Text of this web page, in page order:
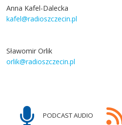
Anna Kafel-Dalecka
kafel@radioszczecin.pl
Sławomir Orlik
orlik@radioszczecin.pl
PODCAST AUDIO